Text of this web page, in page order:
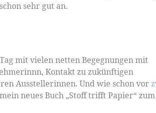
sehr gut an.
mit vielen netten Begegnungen mit
Kontakt zu zukünftigen
Ausstellerinnen. Und wie schon vor
neues Buch „Stoff trifft Papier“ zum